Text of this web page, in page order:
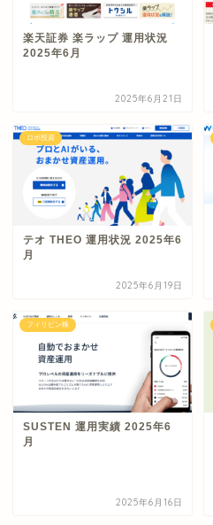
楽天証券 楽ラップ 運用状況
2025年6月
2025年6月21日
ロボ投資
テオ THEO 運用状況 2025年6
月
2025年6月19日
フィリピン株
SUSTEN 運用実績 2025年6
月
2025年6月16日